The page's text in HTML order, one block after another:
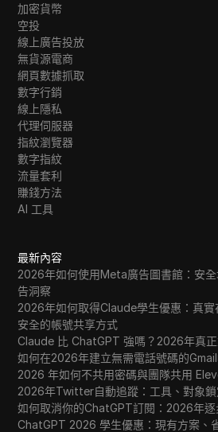
加密貨幣
空投
線上廣告投放
無貨源電商
網頁數據抓取
數字行銷
線上隱私
代理伺服器
指紋瀏覽器
數字指紋
流量套利
賺錢方法
AI 工具
最新內容
2026年如何使用Meta廣告圖書館：安
告洞察
2026年如何取得Claude學生優惠：真
安全的帳號共享方式
Claude 比 ChatGPT 強嗎？2026年真
如何在2026年建立無需電話號碼的
2026 年如何不共用密碼與團隊共用
2026年Twitter自動追蹤：工具、對象
如何取消你的ChatGPT訂閱：2026年逐
ChatGPT 2026 學生優惠：現有方案、